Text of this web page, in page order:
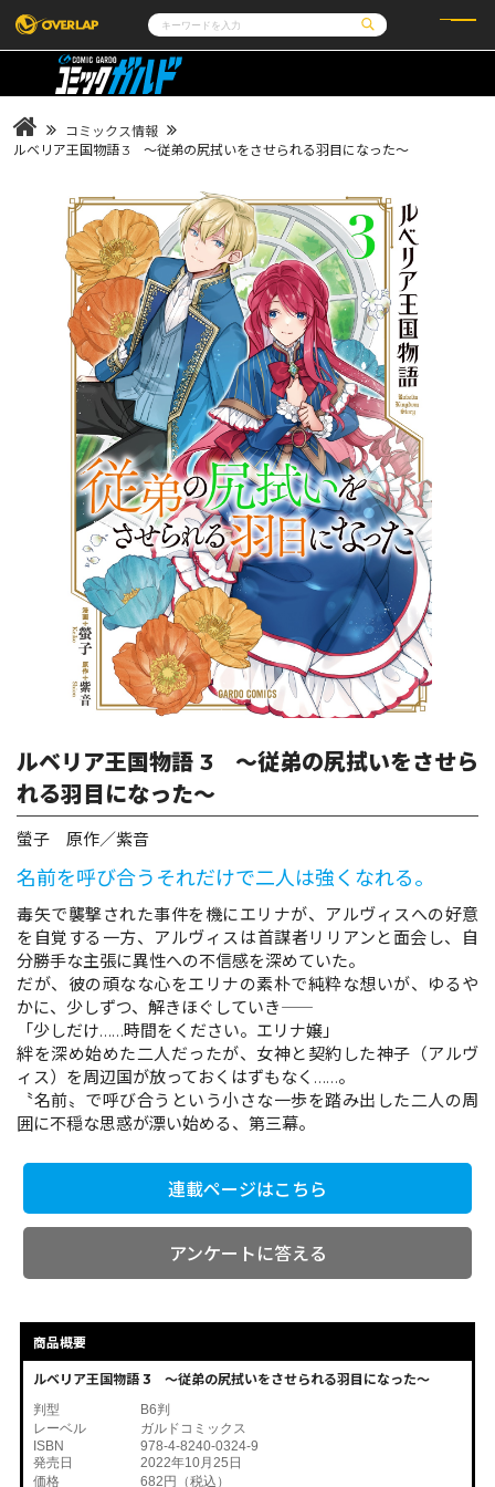
コミック
LiQulle
ラブパルフェ
ライトノベル
ロサージュノベルス
その他
ゲーム
通販・NEWS
企業
会社概要
採用情報
アクセス
オーバーラップホールディングス
お問い合わせはこちら
オーバーラップ文庫
オーバーラップノベルス
オーバーラップノベルスf
ロサージュノベルス
コミックガルド
コミッククリエ
コミックパルフェ
コミックエッセイ
閉じる
コミックス情報
ルベリア王国物語 3 ～従弟の尻拭いをさせられる羽目になった～
ルベリア王国物語 3 ～従弟の尻拭いをさせら
れる羽目になった～
螢子 原作／紫音
名前を呼び合うそれだけで二人は強くなれる。
毒矢で襲撃された事件を機にエリナが、アルヴィスへの好意
を自覚する一方、アルヴィスは首謀者リリアンと面会し、自
分勝手な主張に異性への不信感を深めていた。
だが、彼の頑なな心をエリナの素朴で純粋な想いが、ゆるや
かに、少しずつ、解きほぐしていき――
「少しだけ……時間をください。エリナ嬢」
絆を深め始めた二人だったが、女神と契約した神子（アルヴ
ィス）を周辺国が放っておくはずもなく……。
〝名前〟で呼び合うという小さな一歩を踏み出した二人の周
囲に不穏な思惑が漂い始める、第三幕。
連載ページはこちら
アンケートに答える
商品概要
ルベリア王国物語 3 ～従弟の尻拭いをさせられる羽目になった～
判型
B6判
レーベル
ガルドコミックス
ISBN
978-4-8240-0324-9
発売日
2022年10月25日
価格
682円（税込）